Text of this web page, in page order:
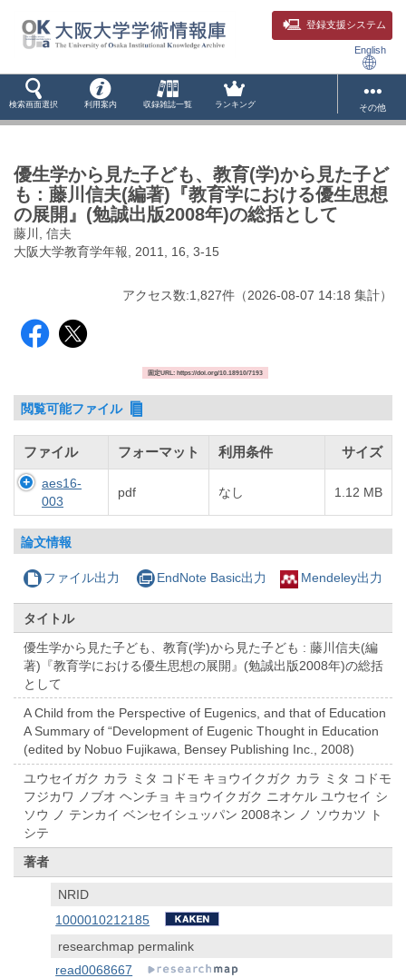
登録支援システム
English
検索画面選択 利用案内 収録雑誌一覧 ランキング その他
優生学から見た子ども、教育(学)から見た子ど
も : 藤川信夫(編著)『教育学における優生思想
の展開』(勉誠出版2008年)の総括として
藤川, 信夫
大阪大学教育学年報, 2011, 16, 3-15
アクセス数:1,827件 （2026-08-07 14:18 集計）
固定URL: https://doi.org/10.18910/7193
閲覧可能ファイル
ファイル フォーマット 利用条件 サイズ
aes16-
003
pdf なし 1.12 MB
論文情報
ファイル出力 EndNote Basic出力 Mendeley出力
タイトル
優生学から見た子ども、教育(学)から見た子ども : 藤川信夫(編
著)『教育学における優生思想の展開』(勉誠出版2008年)の総括
として
A Child from the Perspective of Eugenics, and that of Education
A Summary of “Development of Eugenic Thought in Education
(edited by Nobuo Fujikawa, Bensey Publishing Inc., 2008)
ユウセイガク カラ ミタ コドモ キョウイクガク カラ ミタ コドモ
フジカワ ノブオ ヘンチョ キョウイクガク ニオケル ユウセイ シ
ソウ ノ テンカイ ベンセイシュッパン 2008ネン ノ ソウカツ ト
シテ
著者
NRID
1000010212185
researchmap permalink
read0068667